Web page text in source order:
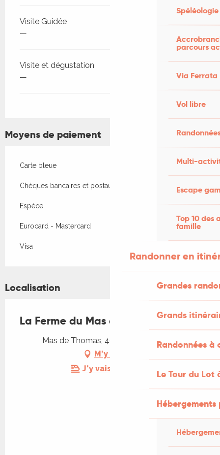
Spéléologie
parcours
Via Ferrata
Vol libre
Multi-
Escape
Top 10 des
famille
Randonner en
Grandes
Grands
Randonnées
Le Tour du Lot
Visite Guidée
—
Visite et dégustation
—
Moyens de paiement
Carte bleue
Chèques bancaires et postaux
Espèce
Eurocard - Mastercard
Visa
Localisation
La Ferme du Mas de Thomas
Mas de Thomas, 46160 Saint-Sulpice
M'y rendre
J'y vais en train !